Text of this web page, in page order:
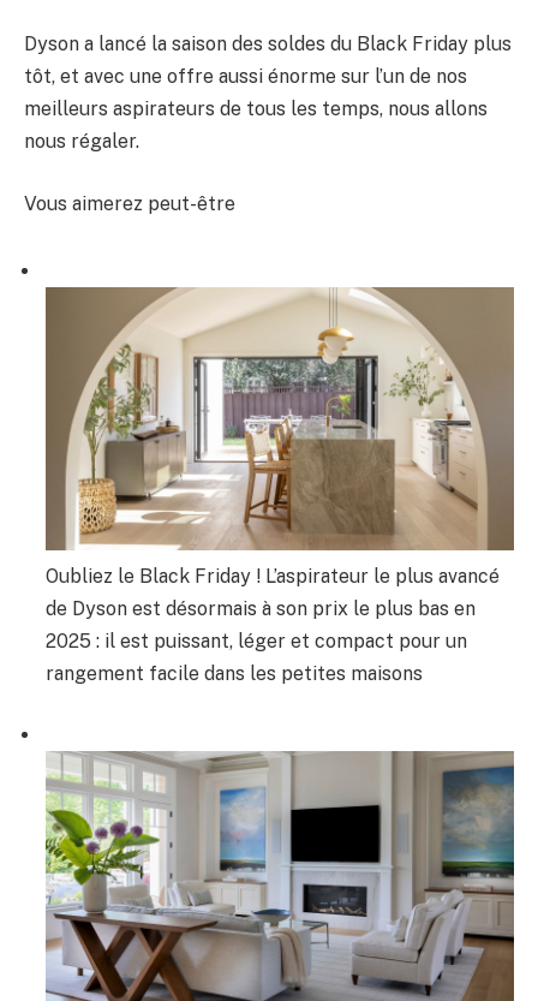
Dyson a lancé la saison des soldes du Black Friday plus
tôt, et avec une offre aussi énorme sur l’un de nos
meilleurs aspirateurs de tous les temps, nous allons
nous régaler.
Vous aimerez peut-être
Oubliez le Black Friday ! L’aspirateur le plus avancé
de Dyson est désormais à son prix le plus bas en
2025 : il est puissant, léger et compact pour un
rangement facile dans les petites maisons